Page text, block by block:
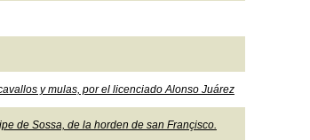
y mulas, por el licenciado Alonso Juárez
de Sossa, de la horden de san Françisco.